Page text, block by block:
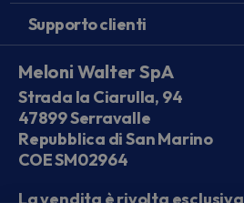
Supporto clienti
Meloni Walter SpA
Strada la Ciarulla, 94
47899 Serravalle
Repubblica di San Marino
COE SM02964
La vendita è rivolta